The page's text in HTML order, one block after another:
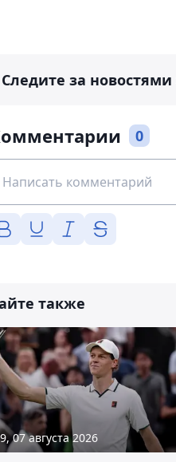
Следите за новостями
0
также
07 августа 2026